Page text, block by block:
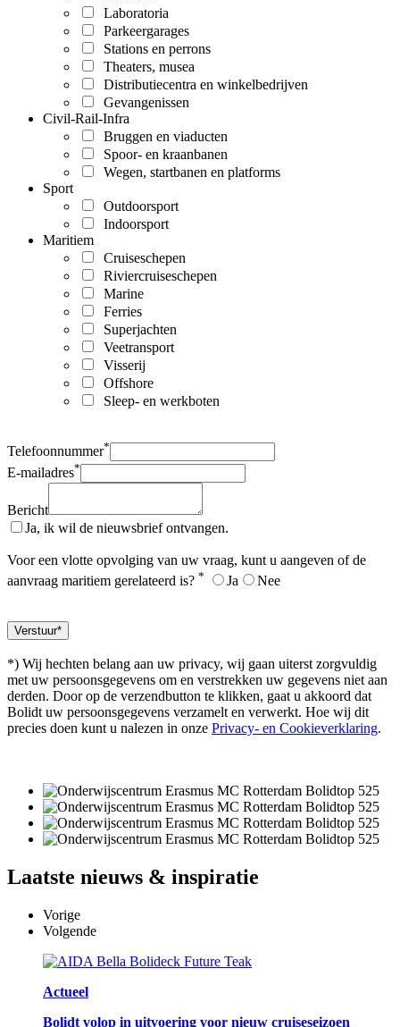
Laboratoria
Parkeergarages
Stations en perrons
Theaters, musea
Distributiecentra en winkelbedrijven
Gevangenissen
Civil-Rail-Infra
Bruggen en viaducten
Spoor- en kraanbanen
Wegen, startbanen en platforms
Sport
Outdoorsport
Indoorsport
Maritiem
Cruiseschepen
Riviercruiseschepen
Marine
Ferries
Superjachten
Veetransport
Visserij
Offshore
Sleep- en werkboten
Telefoonnummer*
E-mailadres*
Bericht
Ja, ik wil de nieuwsbrief ontvangen.
Voor een vlotte opvolging van uw vraag, kunt u aangeven of de
aanvraag maritiem gerelateerd is? * Ja Nee
*) Wij hechten belang aan uw privacy, wij gaan uiterst zorgvuldig
met uw persoonsgegevens om en verstrekken uw gegevens niet aan
derden. Door op de verzendbutton te klikken, gaat u akkoord dat
Bolidt uw persoonsgegevens verzamelt en verwerkt. Hoe wij dit
precies doen kunt u nalezen in onze Privacy- en Cookieverklaring.
Laatste nieuws & inspiratie
Vorige
Volgende
Actueel
Bolidt volop in uitvoering voor nieuw cruiseseizoen